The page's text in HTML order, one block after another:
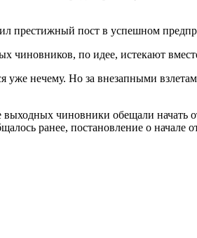
престижный пост в успешном
чиновников, по идее, истекают
уже нечему. Но за внезапными
чиновники обещали начать
ранее, постановление о начале